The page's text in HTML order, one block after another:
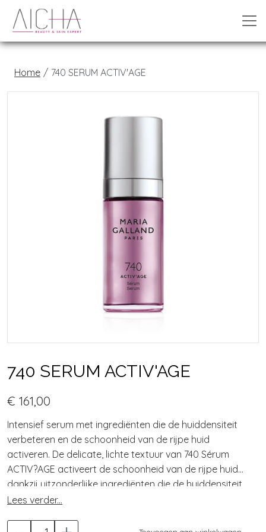
Home 740 SERUM ACTIV'AGE
740 SERUM ACTIV'AGE
€ 161,00
Intensief serum met ingrediënten die de huiddensiteit
verbeteren en de schoonheid van de rijpe huid
activeren. De delicate, lichte textuur van 740 Sérum
ACTIV?AGE activeert de schoonheid van de rijpe huid
dankzij uitzonderlijke ingrediënten die de huiddensiteit
verbeteren. Door cel vernieuwing te stimuleren en de
van artisjokbladeren en tabaksbloemen de
Lees verder...